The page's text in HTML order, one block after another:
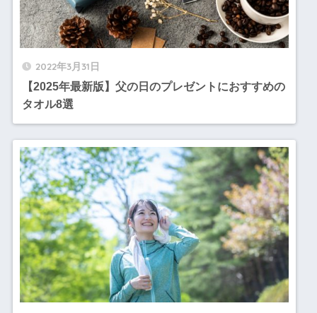
2022年3月31日
【2025年最新版】父の日のプレゼントにおすすめの
タオル8選